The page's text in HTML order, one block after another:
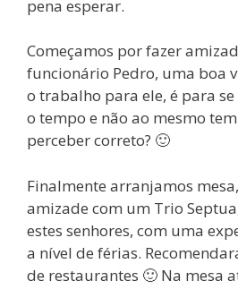
pena esperar.
Começamos por fazer
funcionário Pedro, uma boa
o trabalho para ele, é para
o tempo e não ao mesmo
perceber correto? 🙂
Finalmente arranjamos
amizade com um Trio
estes senhores, com uma
a nível de férias.
de restaurantes 🙂 Na mesa